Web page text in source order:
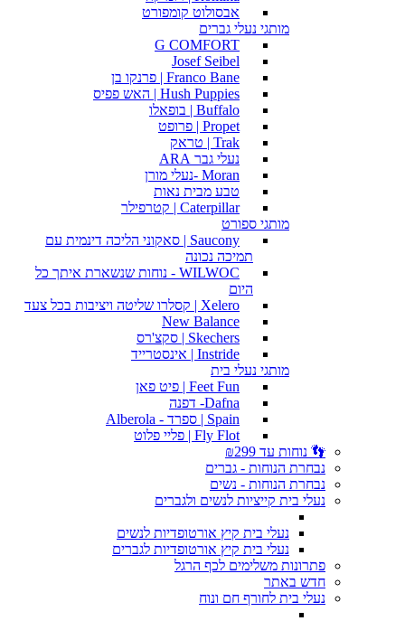
אבסולוט קומפורט
מותגי נעלי גברים
G COMFORT
Josef Seibel
Franco Bane | פרנקו בן
Hush Puppies | האש פפיס
Buffalo | בופאלו
Propet | פרופט
Trak | טראק
נעלי גבר ARA
Moran -נעלי מורן
טבע מבית נאות
Caterpillar | קטרפילר
מותגי ספורט
Saucony | סאקוני הליכה דינמית עם
תמיכה נכונה
WILWOC - נוחות שנשארת איתך כל
היום
Xelero | קסלרו שליטה ויציבות בכל צעד
New Balance
Skechers | סקצ'רס
Instride | אינסטרייד
מותגי נעלי בית
Feet Fun | פיט פאן
Dafna- דפנה
Spain | ספרד - Alberola
Fly Flot | פליי פלוט
👣 נוחות עד ₪299
נבחרת הנוחות - גברים
נבחרת הנוחות - נשים
נעלי בית קייציות לנשים ולגברים
נעלי בית קיץ אורטופדיות לנשים
נעלי בית קיץ אורטופדיות לגברים
פתרונות משלימים לכף הרגל
חדש באתר
נעלי בית לחורף חם ונוח